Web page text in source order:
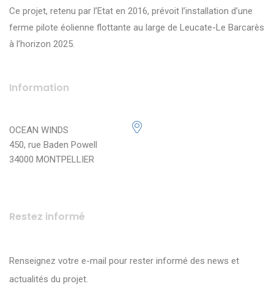
Ce projet, retenu par l’Etat en 2016, prévoit l’installation d’une
ferme pilote éolienne flottante au large de Leucate-Le Barcarès
à l’horizon 2025.
Information
OCEAN WINDS
450, rue Baden Powell
34000 MONTPELLIER
Restez informé
Renseignez votre e-mail pour rester informé des news et
actualités du projet.